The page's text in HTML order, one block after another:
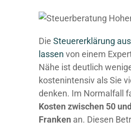
Die Steuererklärung
lassen von einem
Nähe ist deutlich
kostenintensiv als Sie
denken. Im Normalfall
Kosten zwischen 50
Franken an. Diesen